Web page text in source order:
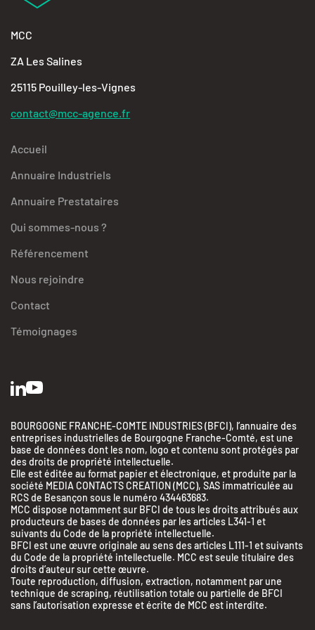
MCC
ZA Les Salines
25115 Pouilley-les-Vignes
contact@mcc-agence.fr
Accueil
Annuaire Industriels
Annuaire Prestataires
Qui sommes-nous ?
Référencement
Nous rejoindre
Contact
Témoignages
BOURGOGNE FRANCHE-COMTE INDUSTRIES (BFCI), l’annuaire des
entreprises industrielles de Bourgogne Franche-Comté, est une
base de données dont les nom, logo et contenu sont protégés par
des droits de propriété intellectuelle.
Elle est éditée au format papier et électronique, et produite par la
société MEDIA CONTACTS CREATION (MCC), SAS immatriculée au
RCS de Besançon sous le numéro 434463683.
MCC dispose notamment sur BFCI de tous les droits attribués aux
producteurs de bases de données par les articles L341-1 et
suivants du Code de la propriété intellectuelle.
BFCI est une œuvre originale au sens des articles L111-1 et suivants
du Code de la propriété intellectuelle. MCC est seule titulaire des
droits d’auteur sur cette œuvre.
Toute reproduction, diffusion, extraction, notamment par une
technique de scraping, réutilisation totale ou partielle de BFCI
sans l’autorisation expresse et écrite de MCC est interdite.